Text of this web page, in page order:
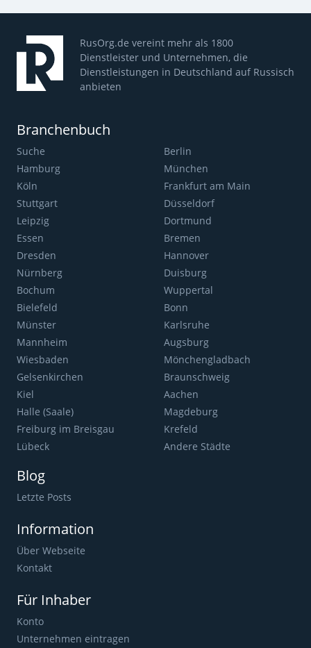
RusOrg.de vereint mehr als 1800
Dienstleister und Unternehmen, die
Dienstleistungen in Deutschland auf Russisch
anbieten
Branchenbuch
Suche
Berlin
Hamburg
München
Köln
Frankfurt am Main
Stuttgart
Düsseldorf
Leipzig
Dortmund
Essen
Bremen
Dresden
Hannover
Nürnberg
Duisburg
Bochum
Wuppertal
Bielefeld
Bonn
Münster
Karlsruhe
Mannheim
Augsburg
Wiesbaden
Mönchengladbach
Gelsenkirchen
Braunschweig
Kiel
Aachen
Halle (Saale)
Magdeburg
Freiburg im Breisgau
Krefeld
Lübeck
Andere Städte
Blog
Letzte Posts
Information
Über Webseite
Kontakt
Für Inhaber
Konto
Unternehmen eintragen